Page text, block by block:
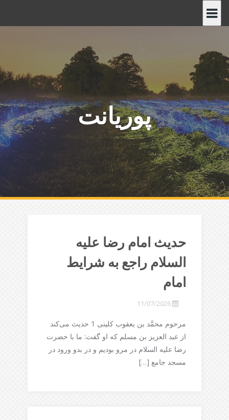
ه
م
ح
و
ا
پوریانت
حديث امام رضا علیه
السلام راجع به شرايط
امام‏
11/07/2026
مرحوم محمَّد بن يعقوب كلينى 1 حديث مى‌كند
از عبد العزيز بن مسلم كه او گفت: ما با حضرت
رضا علیه السلام در مرو بوديم و در بدو ورود در
مسجد جامع […]